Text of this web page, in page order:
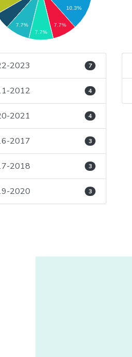
10.3%
7.7%
7.7%
7.7%
2023 7
2012 4
2021 4
2017 3
2018 3
2020 3